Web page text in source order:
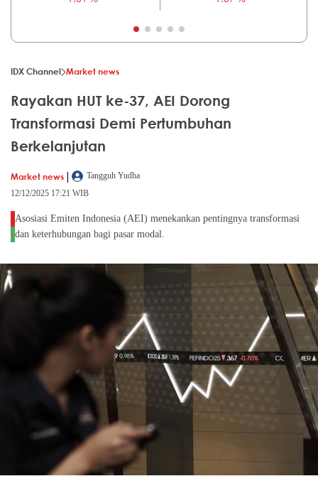
IDX Channel Market news
Rayakan HUT ke-37, AEI Dorong
Transformasi Demi Pertumbuhan
Berkelanjutan
Market news |
Tangguh Yudha
12/12/2025 17:21 WIB
Asosiasi Emiten Indonesia (AEI) menekankan pentingnya transformasi
dan keterhubungan bagi pasar modal.